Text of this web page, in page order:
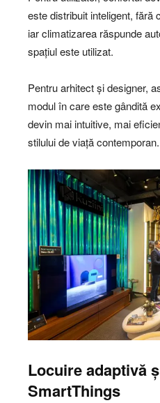
este distribuit inteligent, fără
iar climatizarea răspunde
spațiul este utilizat.
Pentru arhitect și designer,
modul în care este gândită
devin mai intuitive, mai
stilului de viață contemporan.
Locuire adaptivă
SmartThings